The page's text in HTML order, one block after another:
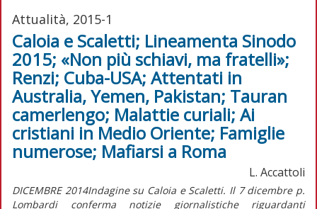
Attualità, 2015-1
Caloia e Scaletti; Lineamenta Sinodo
2015; «Non più schiavi, ma fratelli»;
Renzi; Cuba-USA; Attentati in
Australia, Yemen, Pakistan; Tauran
camerlengo; Malattie curiali; Ai
cristiani in Medio Oriente; Famiglie
numerose; Mafiarsi a Roma
L. Accattoli
DICEMBRE 2014Indagine su Caloia e Scaletti. Il 7 dicembre p.
Lombardi conferma notizie giornalistiche riguardanti